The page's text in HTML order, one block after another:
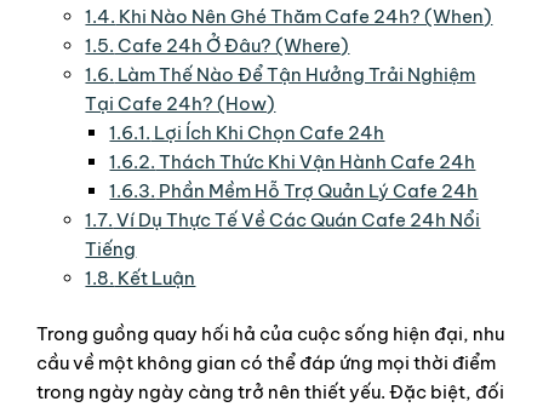
1.4. Khi Nào Nên Ghé Thăm Cafe 24h? (When)
1.5. Cafe 24h Ở Đâu? (Where)
1.6. Làm Thế Nào Để Tận Hưởng Trải Nghiệm
Tại Cafe 24h? (How)
1.6.1. Lợi Ích Khi Chọn Cafe 24h
1.6.2. Thách Thức Khi Vận Hành Cafe 24h
1.6.3. Phần Mềm Hỗ Trợ Quản Lý Cafe 24h
1.7. Ví Dụ Thực Tế Về Các Quán Cafe 24h Nổi
Tiếng
1.8. Kết Luận
Trong guồng quay hối hả của cuộc sống hiện đại, nhu
cầu về một không gian có thể đáp ứng mọi thời điểm
trong ngày ngày càng trở nên thiết yếu. Đặc biệt, đối